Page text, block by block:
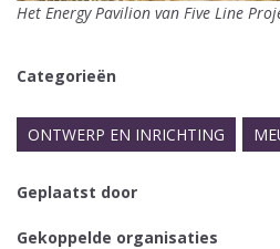
Het Energy Pavilion van Five Line
Categorieën
ONTWERP EN INRICHTING
Geplaatst door
Gekoppelde organisaties